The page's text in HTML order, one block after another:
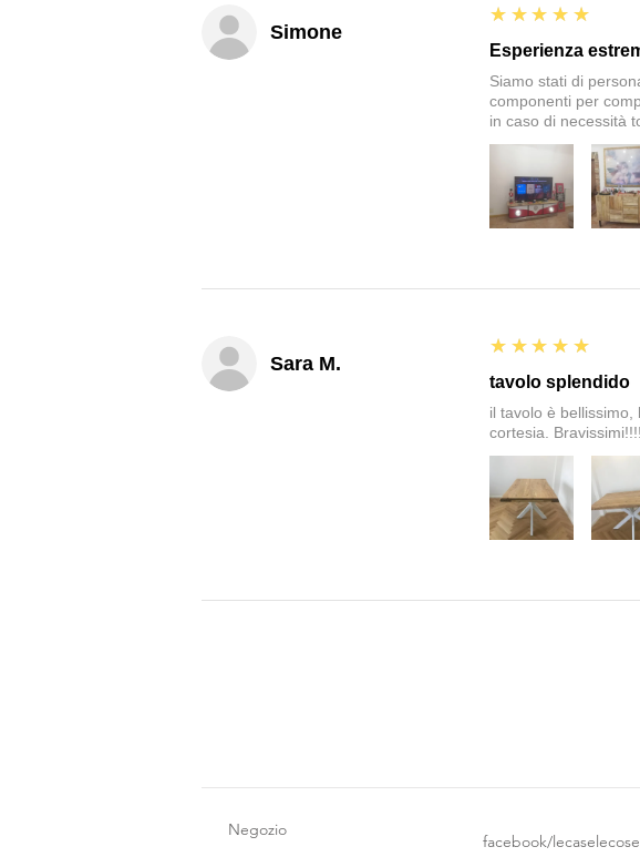
Simone
5
★★★★★
Esperienza
Siamo stati di
componenti per
in caso di necessità
Sara M.
5
★★★★★
tavolo splendido
il tavolo è
cortesia. Bravissimi!!!!
Negozio
facebook/lecaselecose